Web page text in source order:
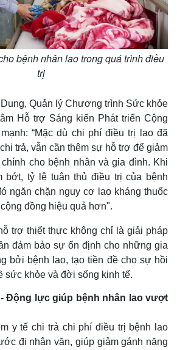
Quân sự - Quốc phòng
Vũ khí
Việt Nam
bệnh nhân lao trong quá trình điều
trị
Quản lý Chương trình Sức khỏe
Hỗ trợ Sáng kiến Phát triển Cộng
“Mặc dù chi phí điều trị lao đã
trả, vẫn cần thêm sự hỗ trợ để giảm
cho bệnh nhân và gia đình. Khi
bớt, tỷ lệ tuân thủ điều trị của bệnh
ngăn chặn nguy cơ lao kháng thuốc
đồng hiệu quả hơn".
trợ thiết thực không chỉ là giải pháp
đảm bảo sự ổn định cho những gia
bởi bệnh lao, tạo tiền đề cho sự hồi
sức khỏe và đời sống kinh tế.
Động lực giúp bệnh nhân lao vượt
y tế chi trả chi phí điều trị bệnh lao
đi nhân văn, giúp giảm gánh nặng